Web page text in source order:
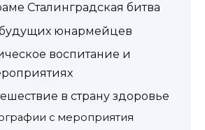
Сталинградская битва
будущих юнармейцев
воспитание и
в страну здоровье
с мероприятия